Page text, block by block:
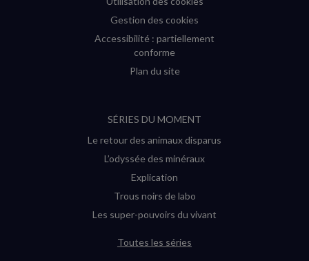
Gestion des cookies
Accessibilité : partiellement
conforme
Plan du site
SÉRIES DU MOMENT
Le retour des animaux disparus
L’odyssée des minéraux
Explication
Trous noirs de labo
Les super-pouvoirs du vivant
Toutes les séries